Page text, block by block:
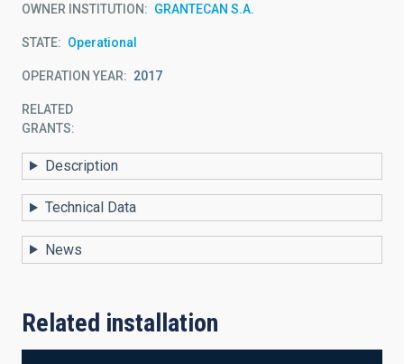
OWNER INSTITUTION GRANTECAN S.A.
STATE Operational
OPERATION YEAR 2017
RELATED
GRANTS:
Description
Technical Data
News
Related installation